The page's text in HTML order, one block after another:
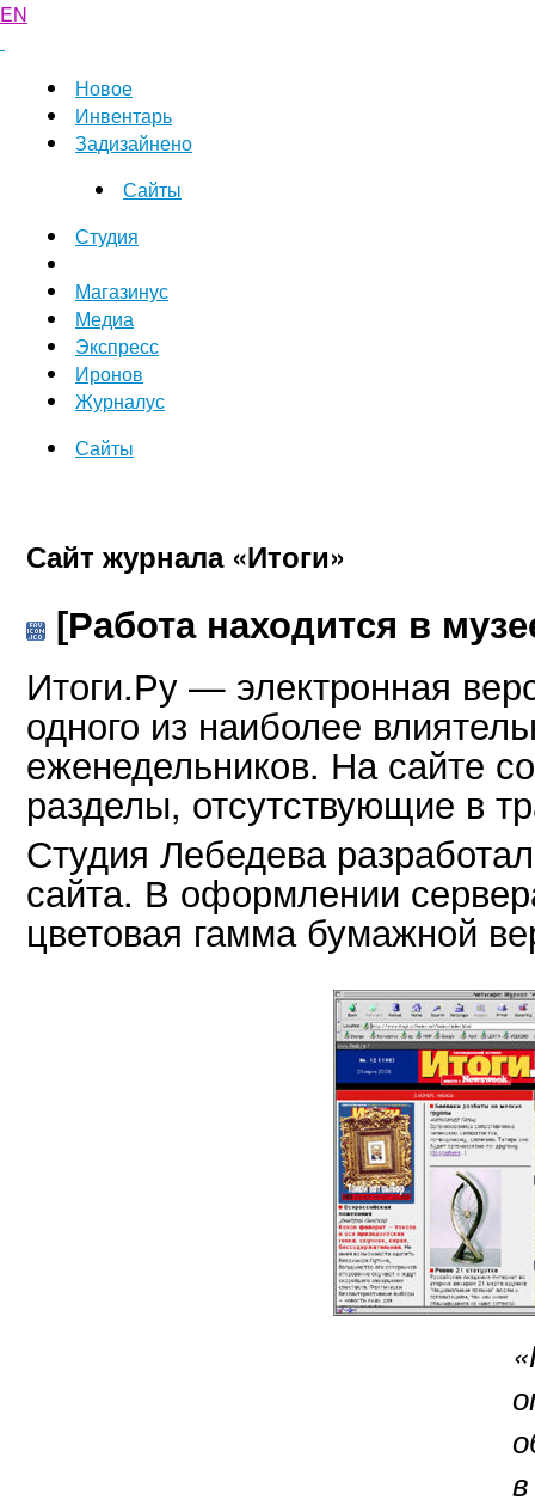
EN
Новое
Инвентарь
Задизайнено
Сайты
Студия
Магазинус
Медиа
Экспресс
Иронов
Журналус
Сайты
Сайт журнала «Итоги»
[Работа находится в
Итоги.Ру — электронная
одного из наиболее
еженедельников. На сайте
разделы, отсутствующие в
Студия Лебедева
сайта. В оформлении
цветовая гамма бумажной